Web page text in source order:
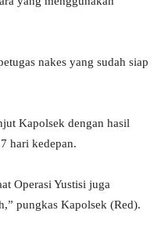
nakes yang sudah siap
Kapolsek dengan hasil
hari kedepan.
Operasi Yustisi juga
pungkas Kapolsek (Red).